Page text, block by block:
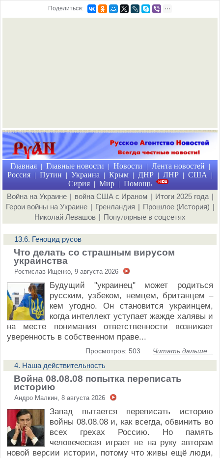
Поделиться:
Главная | Главные новости | Новости | Лента новостей |
Россия | Путин | Украина | Крым | ДНР | ЛНР | США |
Сирия | Мир | Помощь
Война на Украине | война США с Ираном | Итоги 2025 года |
Герои войны на Украине | Гренландия | Прошлое (История) |
Николай Левашов | Популярные в соцсетях
13.6. Геноцид русов
Что делать со страшным вирусом
украинства
Ростислав Ищенко, 9 августа 2026
Будущий "украинец" может родиться
русским, узбеком, немцем, британцем –
кем угодно. Он становится украинцем,
когда интеллект уступает жажде халявы и
на месте понимания ответственности возникает
уверенность в собственном праве...
Читать дальше...
Просмотров: 503
4. Наша действительность
Война 08.08.08 попытка переписать
историю
Андро Малкин, 8 августа 2026
Запад пытается переписать историю
войны 08.08.08 и, как всегда, обвинить во
всех грехах Россию. Но память
человеческая играет не на руку авторам
новой версии истории, потому что живы ещё люди,